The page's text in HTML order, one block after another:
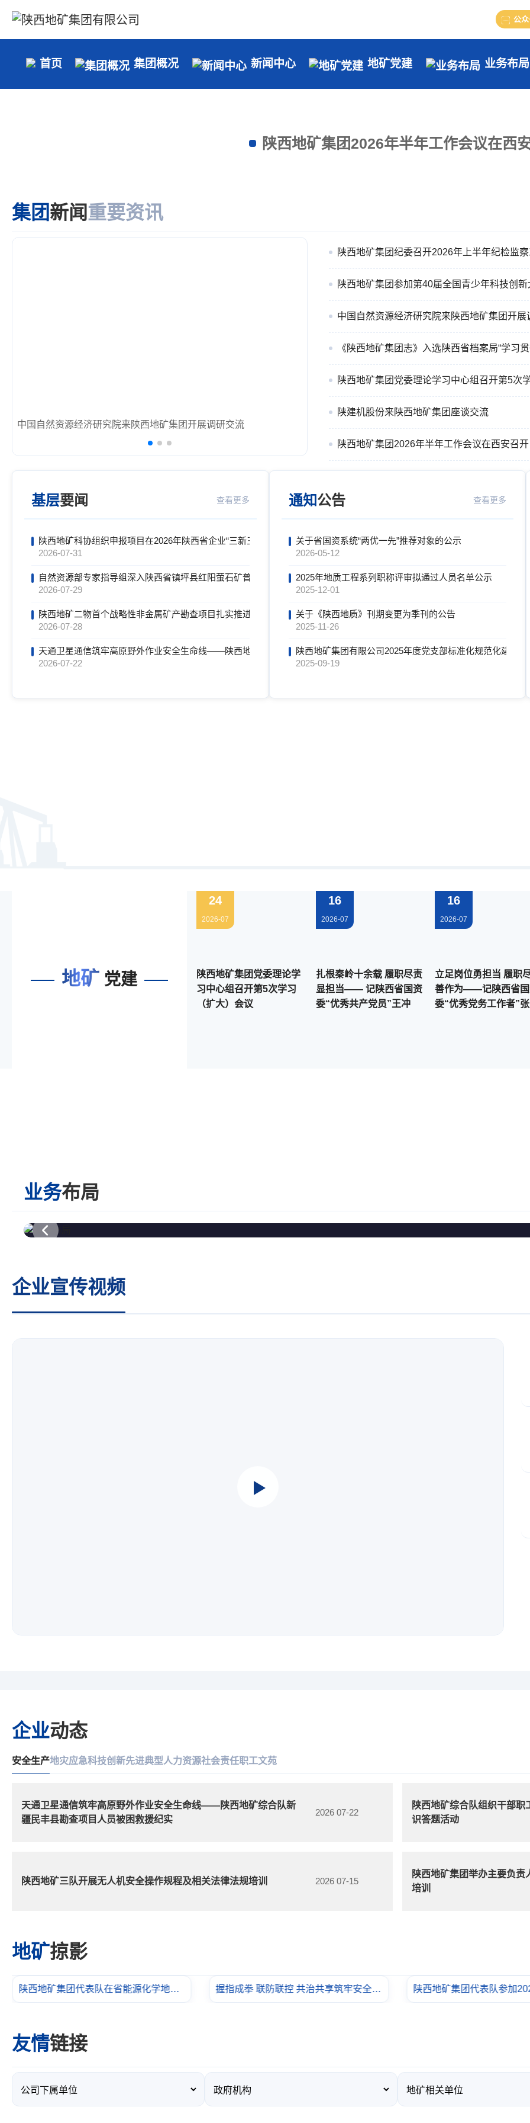
公
首页 集团概况 新闻中心 地矿党建 业务布局
陕西地矿集团2026年半年工作会议在西
集团新闻重要资讯
陕西地矿集团党委理论学习中心组召开第5次学习（扩大）会议
陕西地矿集团纪委召开2026年上半年纪检监
陕西地矿集团参加第40届全国青少年科技创新
中国自然资源经济研究院来陕西地矿集团开展
《陕西地矿集团志》入选陕西省档案局“学习
陕西地矿集团党委理论学习中心组召开第5次
陕建机股份来陕西地矿集团座谈交流
陕西地矿集团2026年半年工作会议在西安召开
基层要闻 查看更多
陕西地矿科协组织申报项目在2026年陕西省企业“三新三小”创新竞赛中喜获佳绩
2026-07-31
自然资源部专家指导组深入陕西省镇坪县红阳萤石矿普查项目调研指导工作
2026-07-29
陕西地矿二物首个战略性非金属矿产勘查项目扎实推进
2026-07-28
天通卫星通信筑牢高原野外作业安全生命线——陕西地矿综合队新疆民丰县勘查项目人员被困救援纪实
2026-07-22
2026-07-21
通知公告 查看更多
关于省国资系统“两优一先”推荐对象的公示
2026-05-12
2025年地质工程系列职称评审拟通过人员名单公示
2025-12-01
关于《陕西地质》刊期变更为季刊的公告
2025-11-26
陕西地矿集团有限公司2025年度党支部标准化规范化建设“示
2025-09-19
2025-06-13
地矿 党建
24
2026-07
陕西地矿集团党委理论学
习中心组召开第5次学习
（扩大）会议
16
2026-07
扎根秦岭十余载 履职尽责
显担当—— 记陕西省国资
委“优秀共产党员”王冲
16
2026-07
立足岗位勇担当 履职尽责
善作为——记陕西省
委“优秀党务工作者”
业务布局
企业宣传视频
企业动态
安全生产地灾应急科技创新先进典型人力资源社会责任职工文苑
天通卫星通信筑牢高原野外作业安全生命线——陕西地矿综合队新
疆民丰县勘查项目人员被困救援纪实
2026 07-22
陕西地矿综合队组织干部职
识答题活动
陕西地矿三队开展无人机安全操作规程及相关法律法规培训 2026 07-15
陕西地矿集团举办主要负
培训
地矿掠影
握指成拳 联防联控 共治共享筑牢安全防火墙 陕西地矿集团代表队参加2025年中国职工台球大赛 三月春风暖 巾帼绽芳华
友情链接